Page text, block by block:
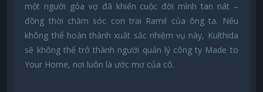
một người góa vợ đã khiến cuộc đời mình tan nát –
đồng thời chăm sóc con trai Ramil của ông ta. Nếu
không thể hoàn thành xuất sắc nhiệm vụ này, Kulthida
sẽ không thể trở thành người quản lý công ty Made to
Your Home, nơi luôn là ước mơ của cô.